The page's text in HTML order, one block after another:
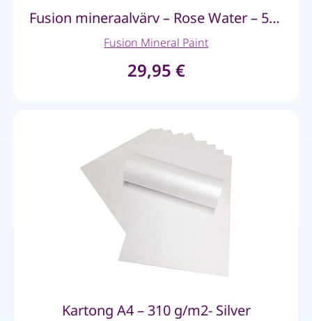
Fusion mineraalvärv – Rose Water – 500ml
Fusion Mineral Paint
29,95 €
Kartong A4 – 310 g/m2- Silver